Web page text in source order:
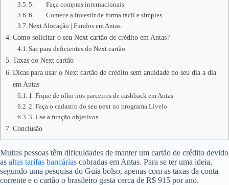
5. Faça compras internacionais
6. Comece a investir de forma fácil e simples
Next Alocação | Fundos em Antas
Como solicitar o seu Next cartão de crédito em Antas?
Sac para deficientes do Next cartão
Taxas do Next cartão
Dicas para usar o Next cartão de crédito sem anuidade no seu dia a dia
em Antas
1. Fique de olho nos parceiros de cashback em Antas
2. Faça o cadastro do seu next no programa Livelo
3. Use a função objetivos
Conclusão
Muitas pessoas têm dificuldades de manter um cartão de crédito devido
as altas tarifas bancárias cobradas em Antas. Para se ter uma ideia,
segundo uma pesquisa do Guia bolso, apenas com as taxas da conta
corrente e o cartão o brasileiro gasta cerca de R$ 915 por ano.